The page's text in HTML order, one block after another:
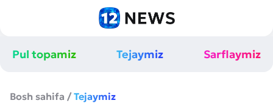
Pul topamiz Tejaymiz Sarflaymiz
Bosh sahifa / Tejaymiz